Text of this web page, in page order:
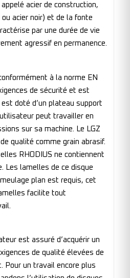
acier de construction,
acier noir) et de la fonte
par une durée de vie
agressif en permanence.
à la norme EN
de sécurité et est
est doté d’un plateau support
peut travailler en
sur sa machine. Le LGZ
qualité comme grain abrasif.
RHODIUS ne contiennent
Les lamelles de ce disque
plan est requis, cet
facilite tout
est assuré d’acquérir un
de qualité élevées de
Pour un travail encore plus